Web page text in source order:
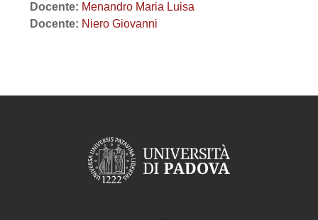
Docente: Menandro Maria Luisa
Docente: Niero Giovanni